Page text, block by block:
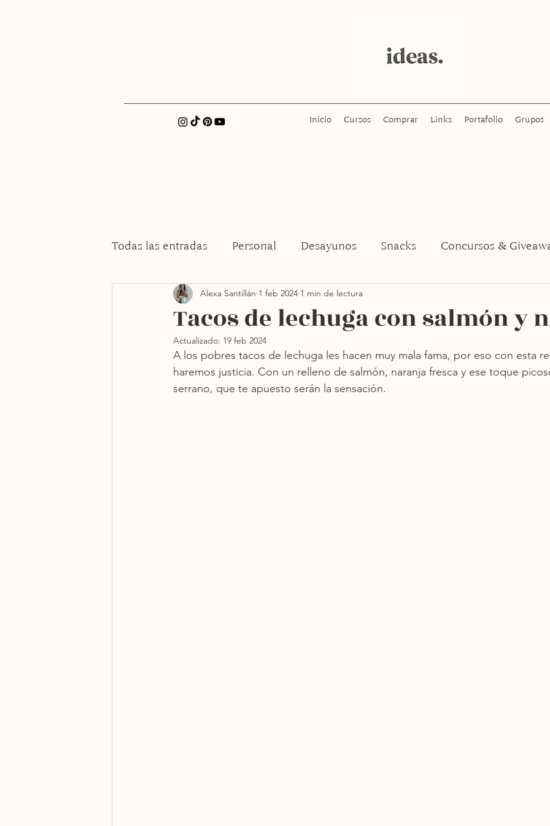
xatellez@gmail.com Inicio Cursos Comprar Links Portafolio Grupos
Todas las entradas Personal Desayunos Snacks Concursos &
Side dishes Navidad Thanksgiving
Freidora de aire Sin horno
Tacos de lechuga con salmón y
Alexa Santillán 1 feb 2024 1 min de lectura
Actualizado: 19 feb 2024
A los pobres tacos de lechuga les hacen muy mala fama, por eso con esta
haremos justicia. Con un relleno de salmón, naranja fresca y ese toque
serrano, que te apuesto serán la sensación.